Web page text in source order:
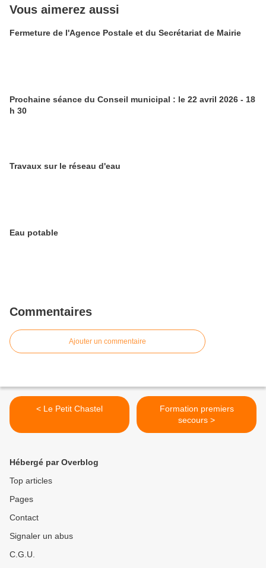
Vous aimerez aussi
Fermeture de l'Agence Postale et du Secrétariat de Mairie
Prochaine séance du Conseil municipal : le 22 avril 2026 - 18
h 30
Travaux sur le réseau d'eau
Eau potable
Commentaires
Ajouter un commentaire
< Le Petit Chastel
Formation premiers
secours >
Hébergé par Overblog
Top articles
Pages
Contact
Signaler un abus
C.G.U.